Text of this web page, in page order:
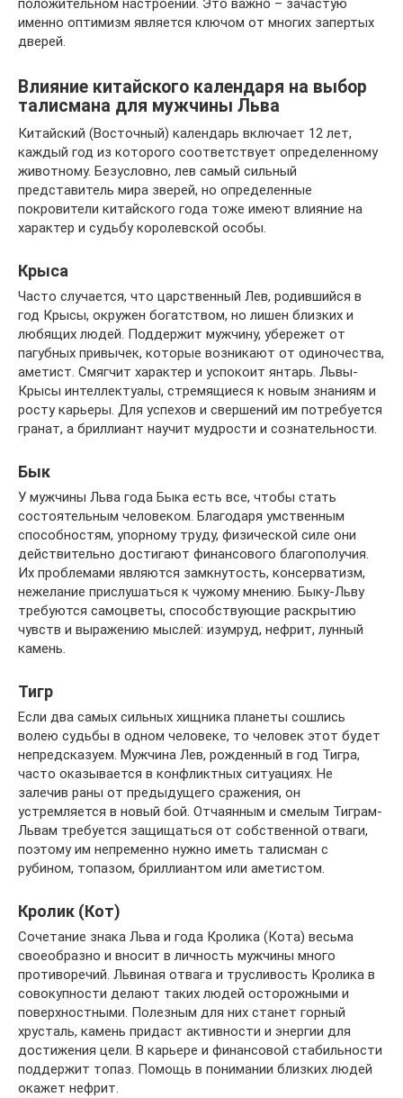
именно оптимизм является ключом от многих запертых
дверей.
Влияние китайского календаря на выбор
талисмана для мужчины Льва
Китайский (Восточный) календарь включает 12 лет,
каждый год из которого соответствует определенному
животному. Безусловно, лев самый сильный
представитель мира зверей, но определенные
покровители китайского года тоже имеют влияние на
характер и судьбу королевской особы.
Крыса
Часто случается, что царственный Лев, родившийся в
год Крысы, окружен богатством, но лишен близких и
любящих людей. Поддержит мужчину, убережет от
пагубных привычек, которые возникают от одиночества,
аметист. Смягчит характер и успокоит янтарь. Львы-
Крысы интеллектуалы, стремящиеся к новым знаниям и
росту карьеры. Для успехов и свершений им потребуется
гранат, а бриллиант научит мудрости и сознательности.
Бык
У мужчины Льва года Быка есть все, чтобы стать
состоятельным человеком. Благодаря умственным
способностям, упорному труду, физической силе они
действительно достигают финансового благополучия.
Их проблемами являются замкнутость, консерватизм,
нежелание прислушаться к чужому мнению. Быку-Льву
требуются самоцветы, способствующие раскрытию
чувств и выражению мыслей: изумруд, нефрит, лунный
камень.
Тигр
Если два самых сильных хищника планеты сошлись
волею судьбы в одном человеке, то человек этот будет
непредсказуем. Мужчина Лев, рожденный в год Тигра,
часто оказывается в конфликтных ситуациях. Не
залечив раны от предыдущего сражения, он
устремляется в новый бой. Отчаянным и смелым Тиграм-
Львам требуется защищаться от собственной отваги,
поэтому им непременно нужно иметь талисман с
рубином, топазом, бриллиантом или аметистом.
Кролик (Кот)
Сочетание знака Льва и года Кролика (Кота) весьма
своеобразно и вносит в личность мужчины много
противоречий. Львиная отвага и трусливость Кролика в
совокупности делают таких людей осторожными и
поверхностными. Полезным для них станет горный
хрусталь, камень придаст активности и энергии для
достижения цели. В карьере и финансовой стабильности
поддержит топаз. Помощь в понимании близких людей
окажет нефрит.